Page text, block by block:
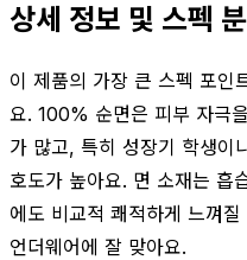
상세 정보 및 스펙
이 제품의 가장 큰 스펙 포인
요. 100% 순면은 피부 자극
가 많고, 특히 성장기 학생이
호도가 높아요. 면 소재는 흡
에도 비교적 쾌적하게 느껴
언더웨어에 잘 맞아요.